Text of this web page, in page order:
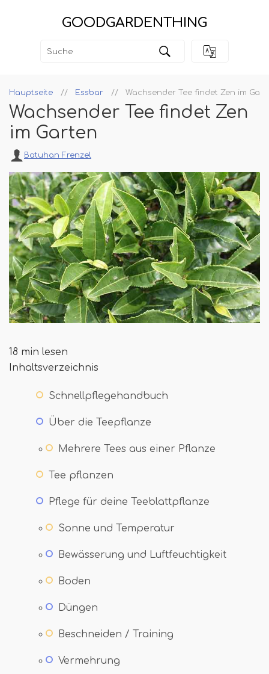
GOODGARDENTHING
Hauptseite Essbar Wachsender Tee findet Zen im
Wachsender Tee findet Zen
im Garten
Batuhan Frenzel
18 min lesen
Inhaltsverzeichnis
Schnellpflegehandbuch
Über die Teepflanze
Mehrere Tees aus einer Pflanze
Tee pflanzen
Pflege für deine Teeblattpflanze
Sonne und Temperatur
Bewässerung und Luftfeuchtigkeit
Boden
Düngen
Beschneiden / Training
Vermehrung